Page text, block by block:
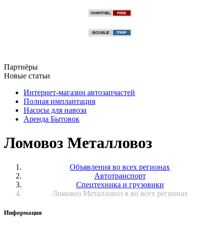
Партнёры
Новые статьи
Интернет-магазин автозапчастей
Полная имплантация
Насосы для навоза
Аренда Бытовок
Ломовоз Металловоз
Объявления во всех регионах
Автотранспорт
Спецтехника и грузовики
Ломовоз Металловоз в во всех регионах
Информация